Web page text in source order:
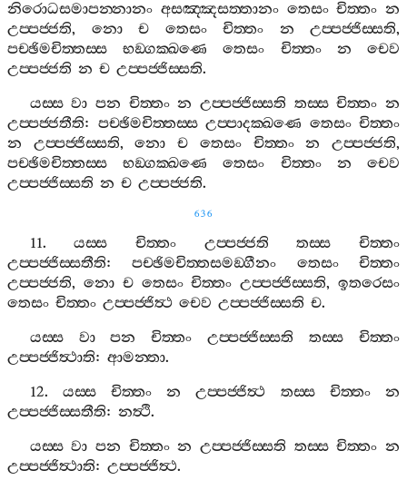
නිරොධසමාපන‍්නානං අසඤ‍්ඤසත‍්තානං තෙසං චිත‍්තං න
උප‍්පජ‍්ජති, නො ච තෙසං චිත‍්තං න උප‍්පජ‍්ජිස‍්සති,
පච‍්ඡිමචිත‍්තස‍්ස
භඞ‍්ගක‍්ඛණෙ තෙසං චිත‍්තං න
චෙව
උප‍්පජ‍්ජති න ච උප‍්පජ‍්ජිස‍්සති.
යස‍්ස වා පන චිත‍්තං න උප‍්පජ‍්ජිස‍්සති තස‍්ස චිත‍්තං න
උප‍්පජ‍්ජතීති: පච‍්ඡිමචිත‍්තස‍්ස උප‍්පාදක‍්ඛණෙ තෙසං චිත‍්තං
න
උප‍්පජ‍්ජිස‍්සති,නො ච තෙසං චිත‍්තං න උප‍්පජ‍්ජති,
පච‍්ඡිමචිත‍්තස‍්ස
භඞ‍්ගක‍්ඛණෙ තෙසං චිත‍්තං න
චෙව
උප‍්පජ‍්ජිස‍්සති න ච උප‍්පජ‍්ජති.
636
11.යස‍්ස චිත‍්තං උප‍්පජ‍්ජති තස‍්ස
චිත‍්තං
උප‍්පජ‍්ජිස‍්සතීති:පච‍්ඡිමචිත‍්තසමඞ‍්ගීනං තෙසං
චිත‍්තං
උප‍්පජ‍්ජති, නො ච තෙසං චිත‍්තං උප‍්පජ‍්ජිස‍්සති,ඉතරෙසං
තෙසං චිත‍්තං උප‍්පජ‍්ජිත්‍ථ චෙව උප‍්පජ‍්ජිස‍්සති ච.
යස‍්ස
වා පන චිත‍්තං උප‍්පජ‍්ජිස‍්සති තස‍්ස
චිත‍්තං
උප‍්පජ‍්ජිත්‍ථාති: ආමන‍්තා.
12. යස‍්ස චිත‍්තං න උප‍්පජ‍්ජිත්‍ථ තස‍්ස චිත‍්තං
න
උප‍්පජ‍්ජිස‍්සතීති: නත්‍ථි.
යස‍්ස වා පන චිත‍්තං න උප‍්පජ‍්ජිස‍්සති තස‍්ස චිත‍්තං න
උප‍්පජ‍්ජිත්‍ථාති: උප‍්පජ‍්ජිත්‍ථ.